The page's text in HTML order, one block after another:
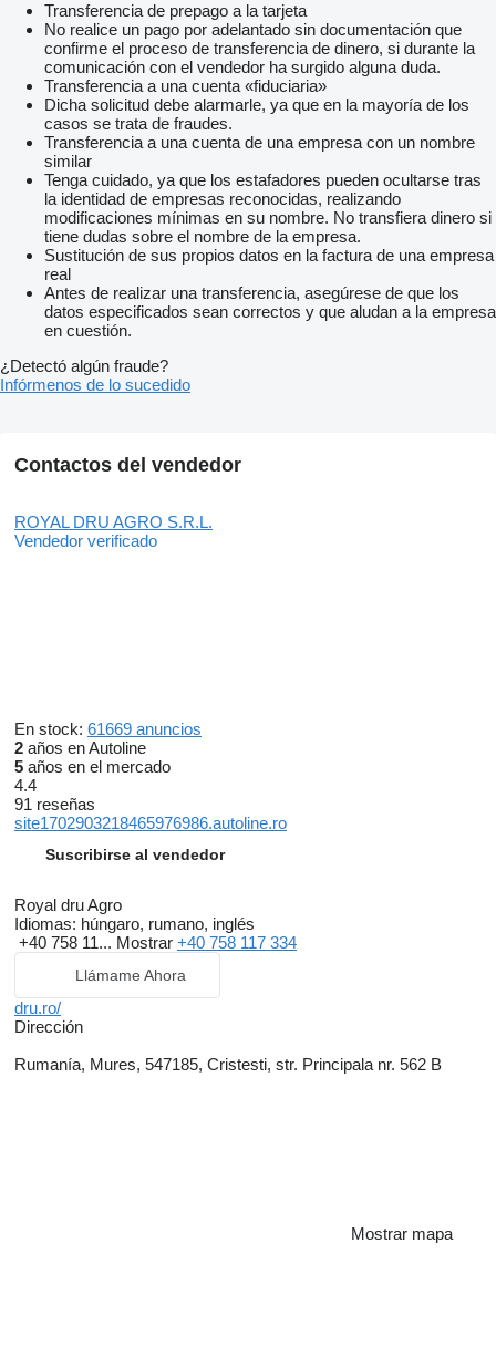
Transferencia de prepago a la tarjeta
No realice un pago por adelantado sin documentación que
confirme el proceso de transferencia de dinero, si durante la
comunicación con el vendedor ha surgido alguna duda.
Transferencia a una cuenta «fiduciaria»
Dicha solicitud debe alarmarle, ya que en la mayoría de los
casos se trata de fraudes.
Transferencia a una cuenta de una empresa con un nombre
similar
Tenga cuidado, ya que los estafadores pueden ocultarse tras
la identidad de empresas reconocidas, realizando
modificaciones mínimas en su nombre. No transfiera dinero si
tiene dudas sobre el nombre de la empresa.
Sustitución de sus propios datos en la factura de una empresa
real
Antes de realizar una transferencia, asegúrese de que los
datos especificados sean correctos y que aludan a la empresa
en cuestión.
¿Detectó algún fraude?
Infórmenos de lo sucedido
Contactos del vendedor
ROYAL DRU AGRO S.R.L.
Vendedor verificado
En stock: 61669 anuncios
2 años en Autoline
5 años en el mercado
4.4
91 reseñas
site1702903218465976986.autoline.ro
Suscribirse al vendedor
Royal dru Agro
Idiomas: húngaro, rumano, inglés
+40 758 11... Mostrar +40 758 117 334
Llámame Ahora
dru.ro/
Dirección
Rumanía, Mures, 547185, Cristesti, str. Principala nr. 562 B
Mostrar mapa